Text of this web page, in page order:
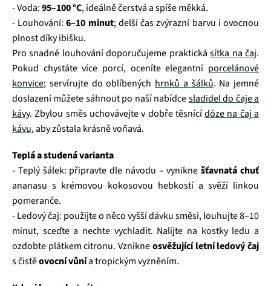
- Voda:95–100 °C, ideálně čerstvá a spíše měkká.
- Louhování:6–10 minut; delší čas zvýrazní barvu i ovocnou
plnost díky ibišku.
Pro snadné louhování doporučujeme praktickásítka na čaj.
Pokud chystáte více porcí, oceníte elegantní porcelánové
konvice; servírujte do oblíbených hrnků a šálků. Na jemné
doslazení můžete sáhnout po naší nabídcesladidel do čaje a
kávy. Zbylou směs uchovávejte v dobře těsnícídóze na čaj a
kávu, aby zůstala krásně voňavá.
Teplá a studená varianta
- Teplý šálek: připravte dle návodu – vyniknešťa⁠vnatá chuť
ananasu s krémovou kokosovou hebkostí a svěží linkou
pomeranče.
- Ledový čaj: použijte o něco vyšší dávku směsi, louhujte 8–10
minut, sceďte a nechte vychladit. Nalijte na kostky ledu a
ozdobte plátkem citronu. Vznikneosvěžující letní ledový čaj
s čistěovocní vůnía tropickým vyzněním.